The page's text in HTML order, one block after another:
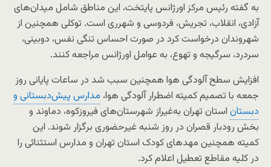
به گفته رئیس مرکز اورژانس پایتخت، این مناطق شامل میدان‌های
آزادی، انقلاب، تجریش، فردوسی و شهرری است. توکلی همچنین از
شهروندان درخواست کرد در صورت احساس تنگی نفس، دوبینی،
سردرد، سرگیجه و تهوع، به عوامل اورژانس مراجعه کنند.
افزایش سطح آلودگی هوا همچنین سبب شد در ساعات پایانی روز
جمعه با تصمیم کمیته اضطرار آلودگی هوا، مدارس پیش‌دبستانی و
دبستان استان تهران به‌غیراز شهرستان‌های فیروزکوه، دماوند و
بخش رودبار قصران در روز شنبه غیرحضوری برگزار شوند. این
کمیته همچنین مهدهای کودک استان تهران و مدارس استثنائی را
در کلیه مقاطع تعطیل اعلام کرد.